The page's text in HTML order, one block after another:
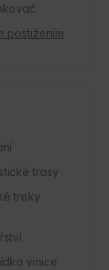
postižením
trasy
treky
vinice